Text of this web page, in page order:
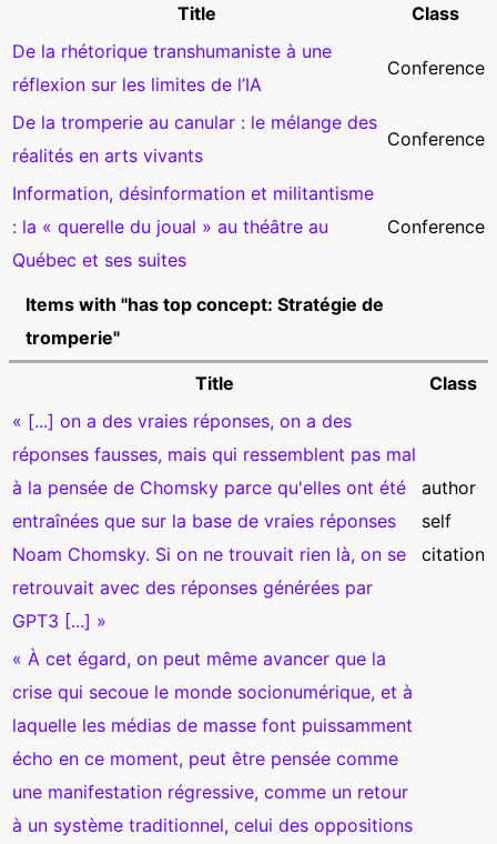
Title
Class
De la rhétorique transhumaniste à une
réflexion sur les limites de l’IA
Conference
De la tromperie au canular : le mélange des
réalités en arts vivants
Conference
Information, désinformation et militantisme
: la « querelle du joual » au théâtre au
Québec et ses suites
Conference
Items with "has top concept: Stratégie de
tromperie"
Title
Class
« [...] on a des vraies réponses, on a des
réponses fausses, mais qui ressemblent pas mal
à la pensée de Chomsky parce qu'elles ont été
entraînées que sur la base de vraies réponses
Noam Chomsky. Si on ne trouvait rien là, on se
retrouvait avec des réponses générées par
GPT3 [...] »
author
self
citation
« À cet égard, on peut même avancer que la
crise qui secoue le monde socionumérique, et à
laquelle les médias de masse font puissamment
écho en ce moment, peut être pensée comme
une manifestation régressive, comme un retour
à un système traditionnel, celui des oppositions